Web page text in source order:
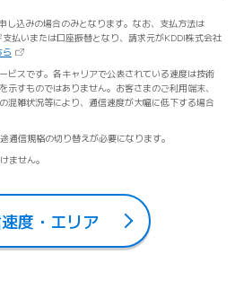
し込みの場合のみとなります。なお、支払方法は
払いまたは口座振替となり、請求元がKDDI株式会社
（新しいタブで開きます）
ビスです。各キャリアで公表されている速度は技術
すものではありません。お客さまのご利用端末、
混雑状況等により、通信速度が大幅に低下する場合
通信規格の切り替えが必要になります。
ません。
度・エリア